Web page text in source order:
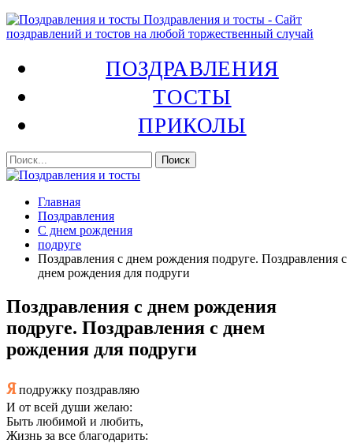
Поздравления и тосты - Сайт
поздравлений и тостов на любой торжественный случай
ПОЗДРАВЛЕНИЯ
ТОСТЫ
ПРИКОЛЫ
Главная
Поздравления
С днем рождения
подруге
Поздравления с днем рождения подруге. Поздравления с
днем рождения для подруги
Поздравления с днем рождения
подруге. Поздравления с днем
рождения для подруги
Яподружку поздравляю
И от всей души желаю:
Быть любимой и любить,
Жизнь за все благодарить: